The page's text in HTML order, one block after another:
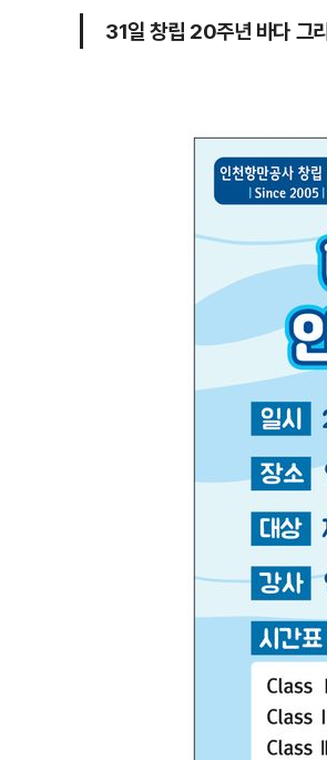
31일 창립 20주년 바다 그